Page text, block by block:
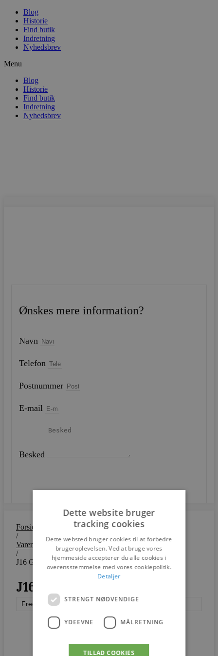
Blog
Historie
Find butik
Indretning
Nyhedsbrev
Menu
Blog
Historie
Find butik
Indretning
Nyhedsbrev
Ønskes mere information?
Navn
Telefon
Postnummer
E-mail
Besked
Forside
/
Varer
/
J16 Gyngestol
J16 Gyngestol
Fredericia Furniture
Dette website bruger
tracking cookies
Dette websted bruger cookies til at forbedre
brugeroplevelsen. Ved at bruge vores
hjemmeside accepterer du alle cookies i
overensstemmelse med vores cookiepolitik.
Detaljer
STRENGT NØDVENDIGE
YDEEVNE MÅLRETNING
TILLAD COOKIES